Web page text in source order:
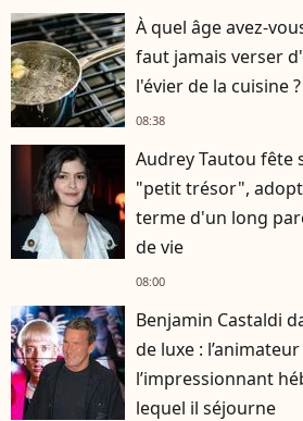
À quel âge avez-
faut jamais verser
l'évier de la cuisine ?
08:38
Audrey Tautou fête
"petit trésor",
terme d'un long
de vie
08:00
Benjamin Castaldi
de luxe :
l’impressionnant
lequel il séjourne